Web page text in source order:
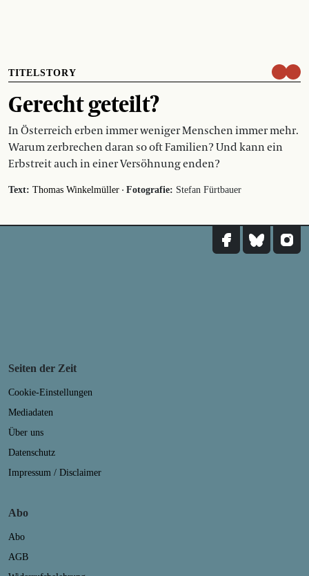
TITELSTORY
Gerecht geteilt?
In Österreich erben immer weniger Menschen immer mehr.
Warum zerbrechen daran so oft Familien? Und kann ein
Erbstreit auch in einer Versöhnung enden?
Text: Thomas Winkelmüller · Fotografie: Stefan Fürtbauer
Seiten der Zeit
Cookie-Einstellungen
Mediadaten
Über uns
Datenschutz
Impressum / Disclaimer
Abo
Abo
AGB